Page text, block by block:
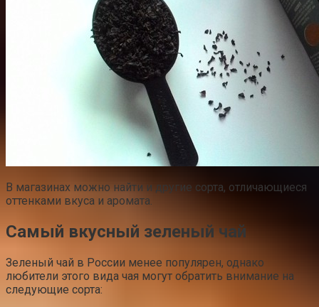
В магазинах можно найти и другие сорта, отличающиеся
оттенками вкуса и аромата.
Самый вкусный зеленый чай
Зеленый чай в России менее популярен, однако
любители этого вида чая могут обратить внимание на
следующие сорта: